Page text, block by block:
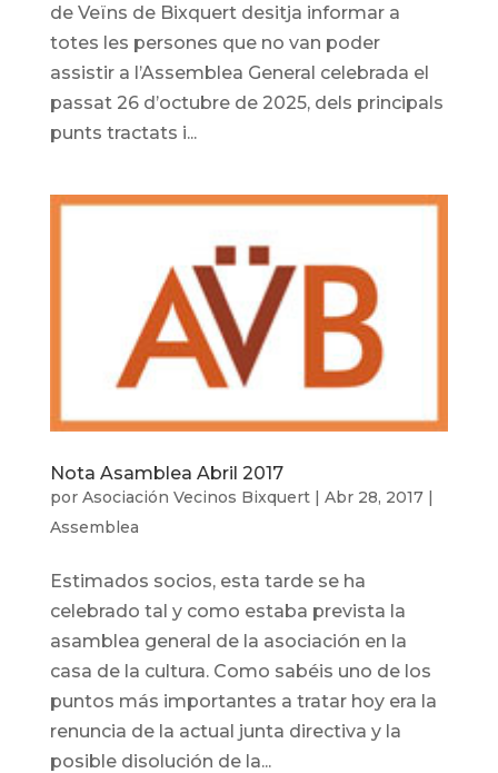
de Veïns de Bixquert desitja informar a
totes les persones que no van poder
assistir a l’Assemblea General celebrada el
passat 26 d’octubre de 2025, dels principals
punts tractats i...
Nota Asamblea Abril 2017
por Asociación Vecinos Bixquert| Abr 28, 2017|
Assemblea
Estimados socios, esta tarde se ha
celebrado tal y como estaba prevista la
asamblea general de la asociación en la
casa de la cultura. Como sabéis uno de los
puntos más importantes a tratar hoy era la
renuncia de la actual junta directiva y la
posible disolución de la...